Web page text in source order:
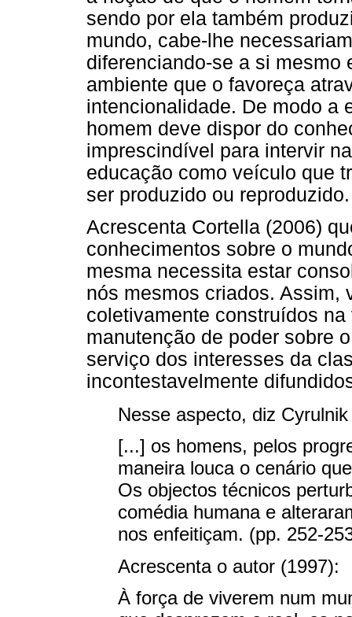
sendo por ela também
mundo, cabe-lhe
diferenciando-se a si mesmo
ambiente que o favoreça
intencionalidade. De modo a
homem deve dispor do
imprescindível para intervir
educação como veículo que
ser produzido ou reproduzido.
Acrescenta Cortella (2006)
conhecimentos sobre o
mesma necessita estar
nós mesmos criados. Assim,
coletivamente construídos
manutenção de poder sobre
serviço dos interesses da
incontestavelmente
Nesse aspecto, diz
[...] os homens, pelos
maneira louca o cenário
Os objectos técnicos
comédia humana e
nos enfeitiçam. (pp. 252-
Acrescenta o autor (1997):
À força de viverem num